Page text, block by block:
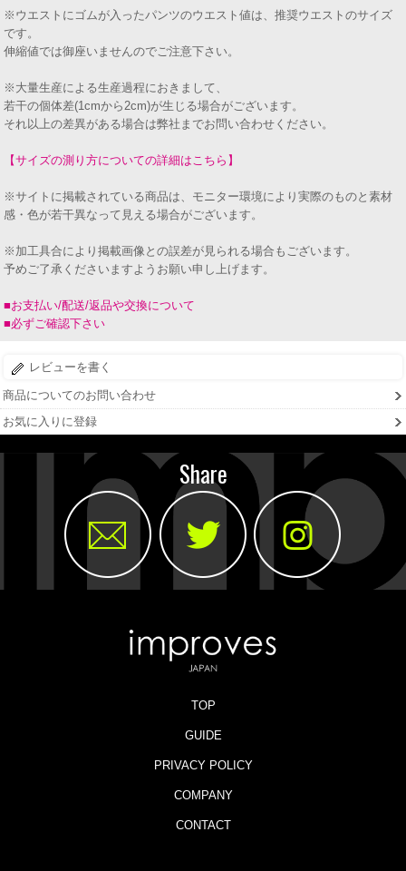
※ウエストにゴムが入ったパンツのウエスト値は、推奨ウエストのサイズ
です。
伸縮値では御座いませんのでご注意下さい。
※大量生産による生産過程におきまして、
若干の個体差(1cmから2cm)が生じる場合がございます。
それ以上の差異がある場合は弊社までお問い合わせください。
【サイズの測り方についての詳細はこちら】
※サイトに掲載されている商品は、モニター環境により実際のものと素材
感・色が若干異なって見える場合がございます。
※加工具合により掲載画像との誤差が見られる場合もございます。
予めご了承くださいますようお願い申し上げます。
■お支払い/配送/返品や交換について
■必ずご確認下さい
レビューを書く
商品についてのお問い合わせ
お気に入りに登録
Share
TOP
GUIDE
PRIVACY POLICY
COMPANY
CONTACT